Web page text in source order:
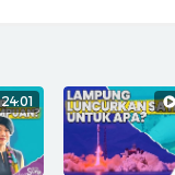
24:01